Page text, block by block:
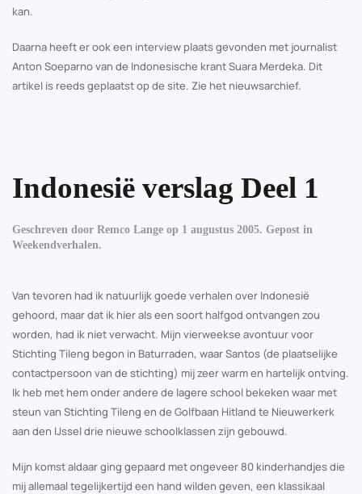
kan.
Daarna heeft er ook een interview plaats gevonden met journalist
Anton Soeparno van de Indonesische krant Suara Merdeka. Dit
artikel is reeds geplaatst op de site. Zie het nieuwsarchief.
Indonesië verslag Deel 1
Geschreven door Remco Lange op 1 augustus 2005. Gepost in
Weekendverhalen.
Van tevoren had ik natuurlijk goede verhalen over Indonesië
gehoord, maar dat ik hier als een soort halfgod ontvangen zou
worden, had ik niet verwacht. Mijn vierweekse avontuur voor
Stichting Tileng begon in Baturraden, waar Santos (de plaatselijke
contactpersoon van de stichting) mij zeer warm en hartelijk ontving.
Ik heb met hem onder andere de lagere school bekeken waar met
steun van Stichting Tileng en de Golfbaan Hitland te Nieuwerkerk
aan den IJssel drie nieuwe schoolklassen zijn gebouwd.
Mijn komst aldaar ging gepaard met ongeveer 80 kinderhandjes die
mij allemaal tegelijkertijd een hand wilden geven, een klassikaal